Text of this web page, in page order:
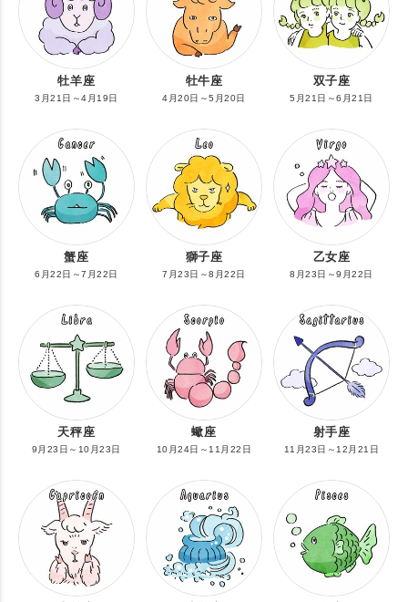
牡羊座
3月21日～4月19日
牡牛座
4月20日～5月20日
双子座
5月21日～6月21日
蟹座
6月22日～7月22日
獅子座
7月23日～8月22日
乙女座
8月23日～9月22日
天秤座
9月23日～10月23日
蠍座
10月24日～11月22日
射手座
11月23日～12月21日